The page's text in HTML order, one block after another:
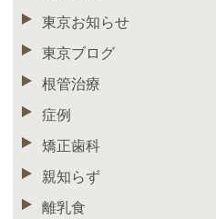
東京お知らせ
東京ブログ
根管治療
症例
矯正歯科
親知らず
離乳食